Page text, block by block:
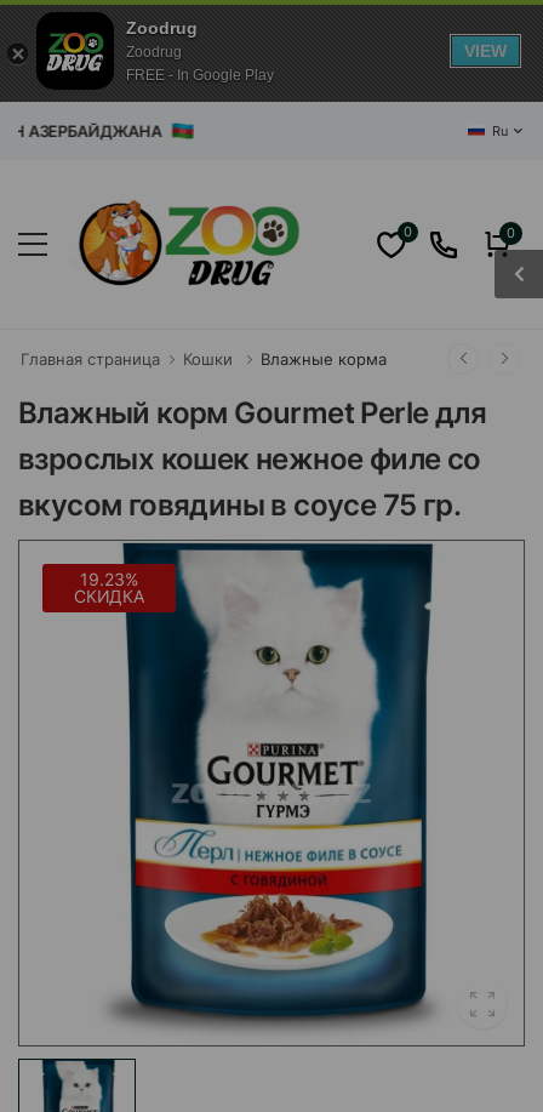
АЗЕРБАЙДЖАНА Ru
0 0
Главная страница Кошки Влажные корма
Влажный корм Gourmet Perle для
взрослых кошек нежное филе со
вкусом говядины в соусе 75 гр.
19.23%
СКИДКА
Zoodrug
Zoodrug
FREE - In Google Play
VIEW